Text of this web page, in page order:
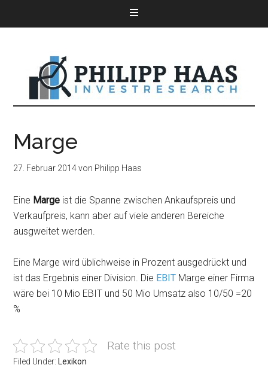
Marge
27. Februar 2014von Philipp Haas
Eine Marge ist die Spanne zwischen Ankaufspreis und
Verkaufpreis, kann aber auf viele anderen Bereiche
ausgweitet werden.
Eine Marge wird üblichweise in Prozent ausgedrückt und
ist das Ergebnis einer Division. Die EBIT Marge einer Firma
wäre bei 10 Mio EBIT und 50 Mio Umsatz also 10/50 =20
%
Rate this post
Filed Under: Lexikon